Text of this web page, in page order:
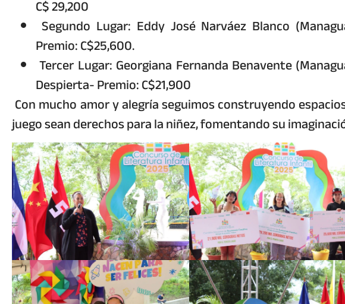
C$ 29,200
Segundo Lugar: Eddy José Narváez Blanco
Premio: C$25,600.
Tercer Lugar: Georgiana Fernanda Benavente
Despierta- Premio: C$21,900
Con mucho amor y alegría seguimos construyendo
juego sean derechos para la niñez, fomentando su